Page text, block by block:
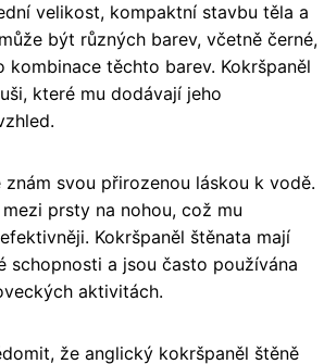
velikost, kompaktní stavbu těla a
být různých barev, včetně černé,
kombinace těchto barev. Kokršpaněl
které mu dodávají jeho
svou přirozenou láskou k vodě.
prsty na nohou, což mu
Kokršpaněl štěnata mají
schopnosti a jsou často používána
aktivitách.
že anglický kokršpaněl štěně